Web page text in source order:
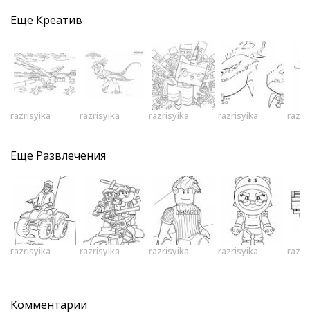
Еще Креатив
razrisyika razrisyika razrisyika razrisyika
Еще Развлечения
razrisyika razrisyika razrisyika razrisyika
Комментарии